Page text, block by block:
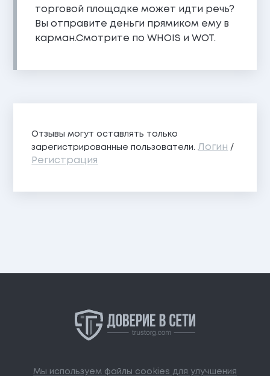
торговой площадке может идти речь?
Вы отправите деньги прямиком ему в
карман.Смотрите по WHOIS и WOT.
Отзывы могут оставлять только
зарегистрированные пользователи.Логин /
Регистрация
Мы используем файлы cookies для улучшения